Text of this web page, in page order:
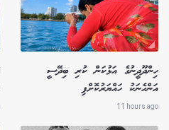
ހިންދޫދީނުގެ އަޅުކަން ކުރި ބިދޭސީ
އަންހެނަކު ހައްޔަރުކޮށްފި
11 hours ago